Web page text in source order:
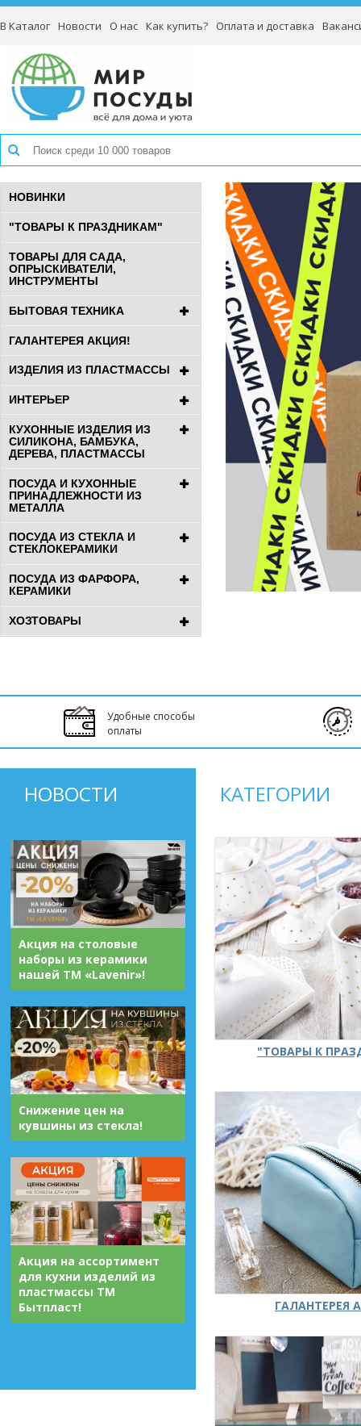
В Каталог Новости О нас Как купить? Оплата и доставка
НОВИНКИ
"ТОВАРЫ К ПРАЗДНИКАМ"
ТОВАРЫ ДЛЯ САДА,
ОПРЫСКИВАТЕЛИ,
ИНСТРУМЕНТЫ
БЫТОВАЯ ТЕХНИКА
ГАЛАНТЕРЕЯ АКЦИЯ!
ИЗДЕЛИЯ ИЗ ПЛАСТМАССЫ
ИНТЕРЬЕР
КУХОННЫЕ ИЗДЕЛИЯ ИЗ
СИЛИКОНА, БАМБУКА,
ДЕРЕВА, ПЛАСТМАССЫ
ПОСУДА И КУХОННЫЕ
ПРИНАДЛЕЖНОСТИ ИЗ
МЕТАЛЛА
ПОСУДА ИЗ СТЕКЛА И
СТЕКЛОКЕРАМИКИ
ПОСУДА ИЗ ФАРФОРА,
КЕРАМИКИ
ХОЗТОВАРЫ
Удобные способы
оплаты
НОВОСТИ
Акция на столовые
наборы из керамики
нашей ТМ «Lavenir»!
Снижение цен на
кувшины из стекла!
Акция на ассортимент
для кухни изделий из
пластмассы ТМ
Бытпласт!
КАТЕГОРИИ
"ТОВАРЫ К
ГАЛАНТЕРЕЯ